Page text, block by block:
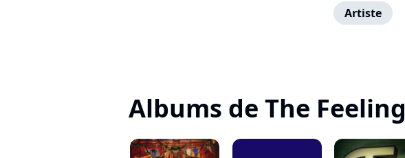
Artiste
Albums de The Feeling